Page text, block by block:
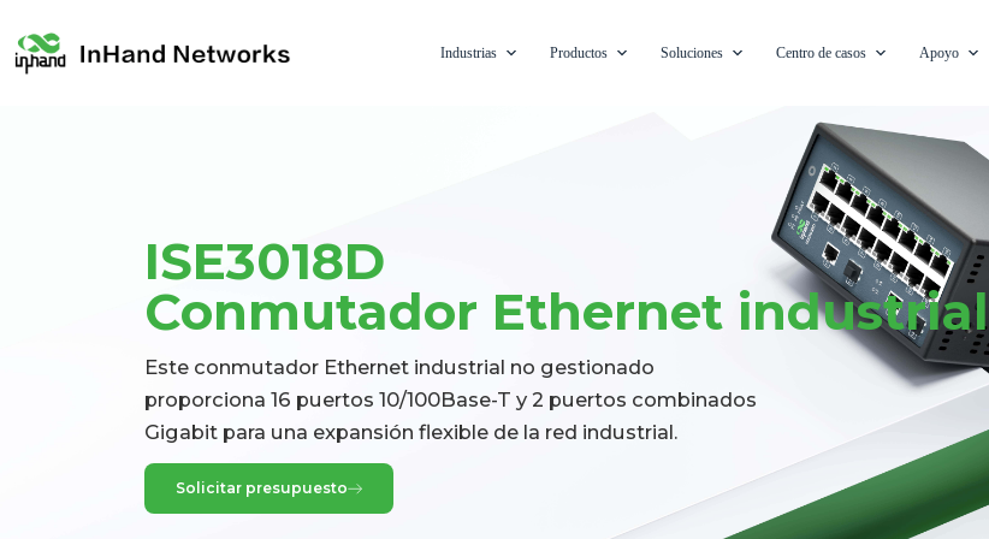
Industrias Productos Soluciones Centro de casos Apoyo
ISE3018D
Conmutador Ethernet industrial
Este conmutador Ethernet industrial no gestionado
proporciona 16 puertos 10/100Base-T y 2 puertos combinados
Gigabit para una expansión flexible de la red industrial.
Solicitar presupuesto